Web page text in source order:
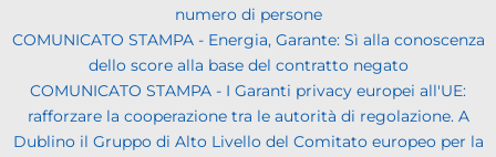
numero di persone
COMUNICATO STAMPA - Energia, Garante: Sì alla conoscenza
dello score alla base del contratto negato
COMUNICATO STAMPA - I Garanti privacy europei all'UE:
rafforzare la cooperazione tra le autorità di regolazione. A
Dublino il Gruppo di Alto Livello del Comitato europeo per la